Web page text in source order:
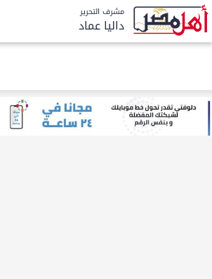
مشرف التحرير
داليا عماد